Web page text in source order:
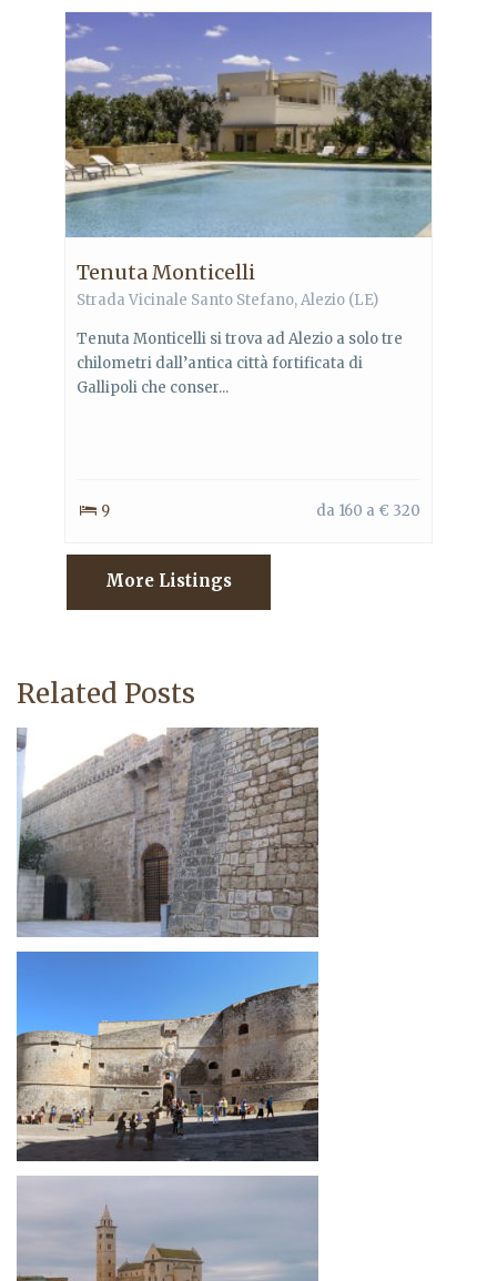
Tenuta Monticelli
Strada Vicinale Santo Stefano, Alezio (LE)
Tenuta Monticelli si trova ad Alezio a solo tre
chilometri dall’antica città fortificata di
Gallipoli che conser...
9 da 160 a € 320
More Listings
Related Posts